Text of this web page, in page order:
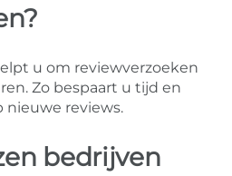
u om reviewverzoeken
Zo bespaart u tijd en
nieuwe reviews.
bedrijven